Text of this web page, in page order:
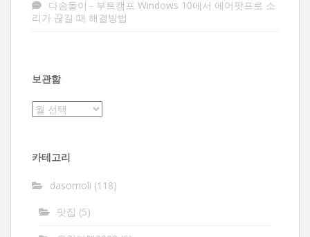
다솜돌이 - 부트캠프 Windows 10에서 에어팟프로 소
리가 끊길 때 해결방법
보관함
보
카테고리
dasomoli (118)
맛집 (5)